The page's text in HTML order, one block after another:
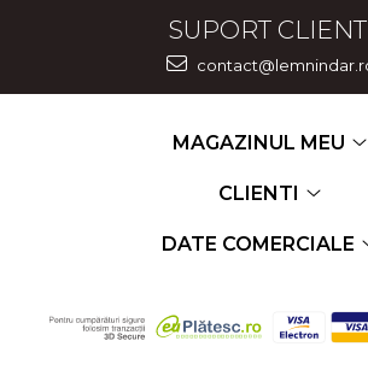
SUPORT
MAGAZINUL MEU
CLIENTI
DATE COMERCIALE